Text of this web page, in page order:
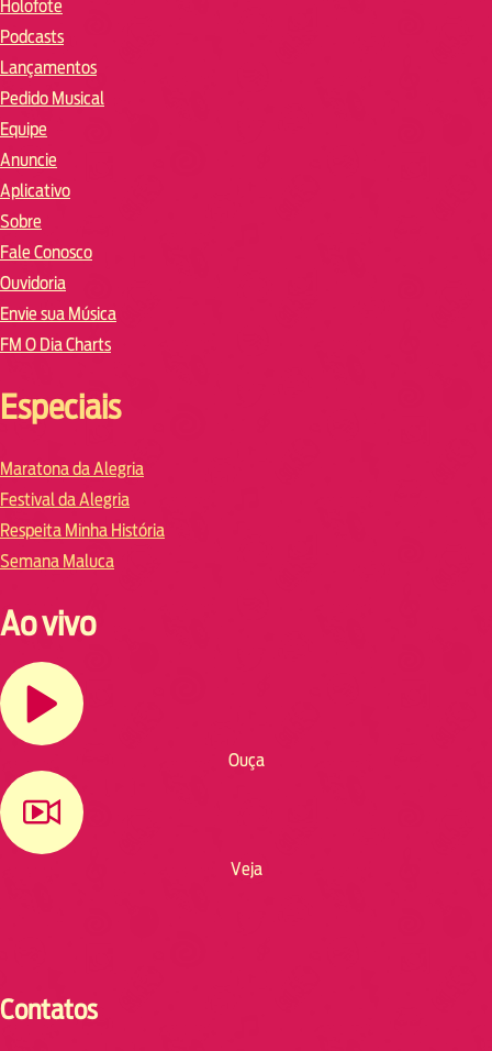
Holofote
Podcasts
Lançamentos
Pedido Musical
Equipe
Anuncie
Aplicativo
Sobre
Fale Conosco
Ouvidoria
Envie sua Música
FM O Dia Charts
Especiais
Maratona da Alegria
Festival da Alegria
Respeita Minha História
Semana Maluca
Ao vivo
Ouça
Veja
Contatos